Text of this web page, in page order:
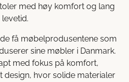
med høy komfort og lang
levetid.
de få møbelprodusentene som
sine møbler i Danmark.
med fokus på komfort,
design, hvor solide materialer